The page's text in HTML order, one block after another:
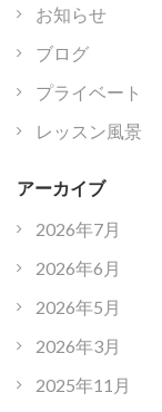
お知らせ
ブログ
プライベート
レッスン風景
アーカイブ
2026年7月
2026年6月
2026年5月
2026年3月
2025年11月